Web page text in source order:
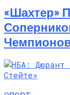
«Шахтер»